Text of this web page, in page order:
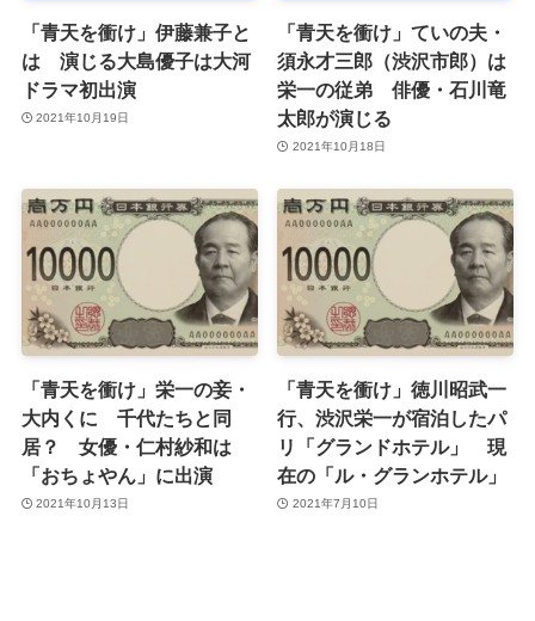
「青天を衝け」伊藤兼子と
は 演じる大島優子は大河
ドラマ初出演
2021年10月19日
「青天を衝け」ていの夫・
須永才三郎（渋沢市郎）は
栄一の従弟 俳優・石川竜
太郎が演じる
2021年10月18日
「青天を衝け」栄一の妾・
大内くに 千代たちと同
居？ 女優・仁村紗和は
「おちょやん」に出演
2021年10月13日
「青天を衝け」徳川昭武一
行、渋沢栄一が宿泊したパ
リ「グランドホテル」 現
在の「ル・グランホテル」
2021年7月10日